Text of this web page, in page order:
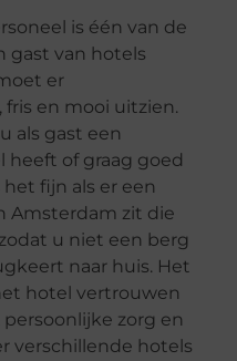
is één van de
gast van hotels
er
en mooi uitzien.
als gast een
heeft of graag goed
fijn als er een
Amsterdam zit die
u niet een berg
naar huis. Het
hotel vertrouwen
zorg en
verschillende hotels